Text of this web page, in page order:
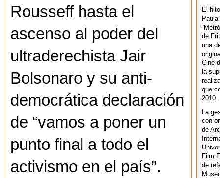
Rousseff hasta el
ascenso al poder del
ultraderechista Jair
Bolsonaro y su anti-
democrática declaración
de “vamos a poner un
punto final a todo el
activismo en el país”.
El
de
una
Cine
la
que
2010.
La
con
de
Film
de